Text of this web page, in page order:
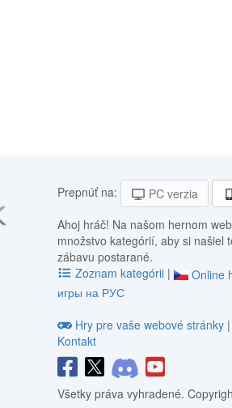
Prepnúť na: PC verzia
Ahoj hráč! Na našom hernom
množstvo kategórií, aby si našiel
zábavu postarané.
Zoznam kategórii | Online
игры на РУС
Hry pre vaše webové stránky |
Kontakt
Všetky práva vyhradené.